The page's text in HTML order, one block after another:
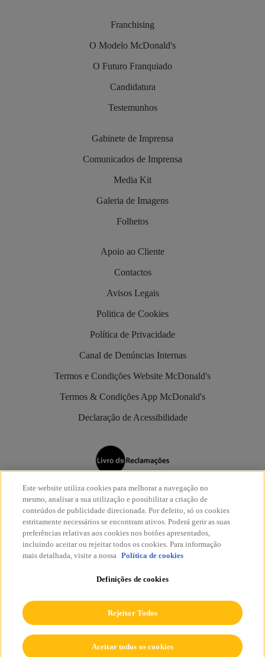
Franchising
O Modelo McDonald's
O Futuro Franquiado
Candidatura
Testemunhos
Gabinete de Imprensa
Comunicados de Imprensa
Media Kit
Galeria de Imagens
Folhetos
Apoio ao Cliente
Contactos
Avisos Legais
Politica de Cookies
Política de Privacidade
Canal de Denúncias Internas
Termos e Condições Website McDonald's
Termos & Condições App McDonald's
Declaração de Acessibilidade
Os restaurantes McDonald’s são aderentes doLivro de
Reclamações Eletrónico.
© McDonald's 2026
Este website utiliza cookies para melhorar a navegação no
mesmo, analisar a sua utilização e possibilitar a criação de
conteúdos de publicidade direcionada. Por defeito, só os cookies
estritamente necessários se encontram ativos. Poderá gerir as suas
preferências relativas aos cookies nos botões apresentados,
incluindo aceitar ou rejeitar todos os cookies. Para informação
mais detalhada, visite a nossa Política de cookies
Definições de cookies
Rejeitar Todos
Aceitar todos os cookies